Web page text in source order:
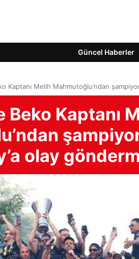
Güncel Haberler
Kaptanı Melih Mahmutoğlu’ndan
Beko Kaptanı
olay